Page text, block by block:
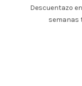
Descuentazo
semanas